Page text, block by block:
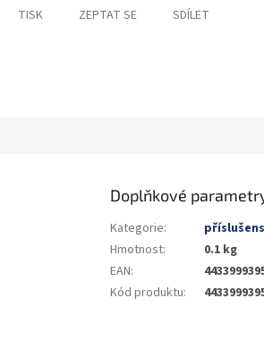
TISK ZEPTAT SE SDÍLET
Doplňkové
Kategorie:
Hmotnost:
0.1 kg
EAN:
Kód produktu: